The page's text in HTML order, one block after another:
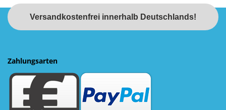
Versandkostenfrei innerhalb Deutschlands!
Zahlungsarten